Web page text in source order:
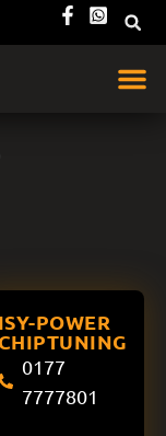
ISY-POWER
CHIPTUNING
0177
7777801